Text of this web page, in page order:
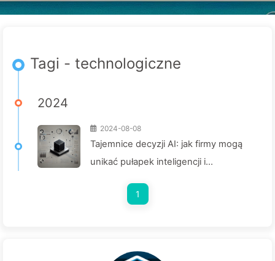
Tagi - technologiczne
2024
2024-08-08
Tajemnice decyzji AI: jak firmy mogą
unikać pułapek inteligencji i
decyzji— Powoli ucz się AI 136
1